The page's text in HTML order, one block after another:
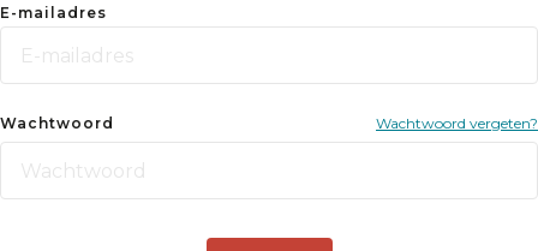
E-mailadres
Wachtwoord Wachtwoord vergeten?